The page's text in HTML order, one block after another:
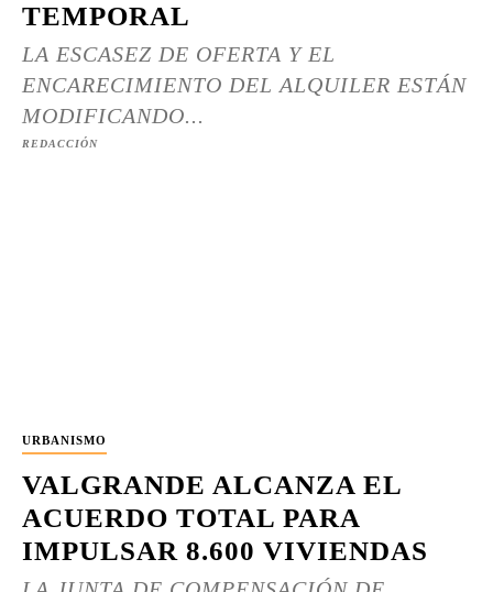
TEMPORAL
LA ESCASEZ DE OFERTA Y EL
ENCARECIMIENTO DEL ALQUILER ESTÁN
MODIFICANDO...
REDACCIÓN
URBANISMO
VALGRANDE ALCANZA EL
ACUERDO TOTAL PARA
IMPULSAR 8.600 VIVIENDAS